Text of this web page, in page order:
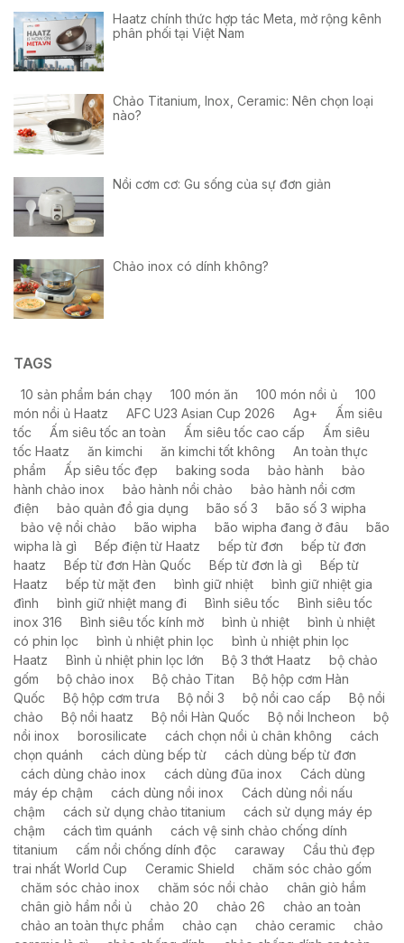
Haatz chính thức hợp tác Meta, mở rộng kênh
phân phối tại Việt Nam
Chảo Titanium, Inox, Ceramic: Nên chọn loại
nào?
Nồi cơm cơ: Gu sống của sự đơn giản
Chảo inox có dính không?
TAGS
10 sản phẩm bán chạy 100 món ăn 100 món nồi ủ
100
món nồi ủ Haatz
AFC U23 Asian Cup 2026 Ag+
Ấm siêu
tốc
Ấm siêu tốc an toàn Ấm siêu tốc cao cấp
Ấm siêu
tốc Haatz
ăn kimchi ăn kimchi tốt không
An toàn thực
phẩm
Ấp siêu tốc đẹp baking soda bảo hành
bảo
hành chảo inox
bảo hành nồi chảo
bảo hành nồi cơm
điện
bảo quản đồ gia dụng bão số 3
bão số 3 wipha
bảo vệ nồi chảo
bão wipha bão wipha đang ở đâu
bão
wipha là gì
Bếp điện từ Haatz bếp từ đơn
bếp từ đơn
haatz
Bếp từ đơn Hàn Quốc Bếp từ đơn là gì
Bếp từ
Haatz
bếp từ mặt đen bình giữ nhiệt
bình giữ nhiệt gia
đình
bình giữ nhiệt mang đi Bình siêu tốc
Bình siêu tốc
inox 316
Bình siêu tốc kính mờ bình ủ nhiệt
bình ủ nhiệt
có phin lọc
bình ủ nhiệt phin lọc
bình ủ nhiệt phin lọc
Haatz
Bình ủ nhiệt phin lọc lớn Bộ 3 thớt Haatz
bộ chảo
gốm
bộ chảo inox Bộ chảo Titan
Bộ hộp cơm Hàn
Quốc
Bộ hộp cơm trưa Bộ nồi 3 bộ nồi cao cấp
Bộ nồi
chảo
Bộ nồi haatz Bộ nồi Hàn Quốc Bộ nồi Incheon
bộ
nồi inox
borosilicate cách chọn nồi ủ chân không
cách
chọn quánh
cách dùng bếp từ
cách dùng bếp từ đơn
cách dùng chảo inox
cách dùng đũa inox
Cách dùng
máy ép chậm
cách dùng nồi inox
Cách dùng nồi nấu
chậm
cách sử dụng chảo titanium
cách sử dụng máy ép
chậm
cách tìm quánh
cách vệ sinh chảo chống dính
titanium
cấm nồi chống dính độc caraway
Cầu thủ đẹp
trai nhất World Cup
Ceramic Shield
chăm sóc chảo gốm
chăm sóc chảo inox
chăm sóc nồi chảo
chân giò hầm
chân giò hầm nồi ủ
chảo 20 chảo 26
chảo an toàn
chảo an toàn thực phẩm
chảo cạn chảo ceramic
chảo